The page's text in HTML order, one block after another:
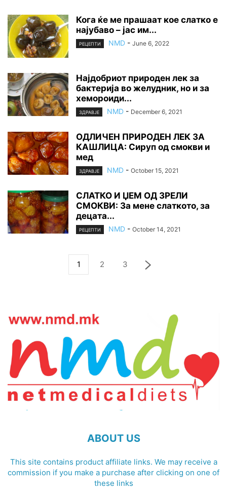
Кога ќе ме прашаат кое слатко е
најубаво – јас им...
РЕЦЕПТИ NMD - June 6, 2022
Најдобриот природен лек за
бактерија во желудник, но и за
хемороиди...
ЗДРАВЈЕ NMD - December 6, 2021
ОДЛИЧЕН ПРИРОДЕН ЛЕК ЗА
КАШЛИЦА: Сируп од смокви и
мед
ЗДРАВЈЕ NMD - October 15, 2021
СЛАТКО И ЏЕМ ОД ЗРЕЛИ
СМОКВИ: За мене слаткото, за
децата...
РЕЦЕПТИ NMD - October 14, 2021
1 2 3
ABOUT US
This site contains product affiliate links. We may receive a
commission if you make a purchase after clicking on one of
these links